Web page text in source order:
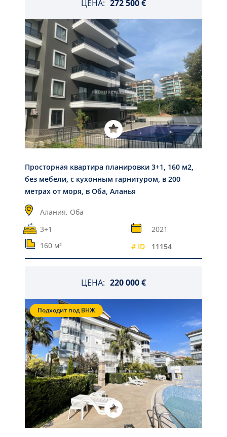
ЦЕНА: 272 500 €
Просторная квартира планировки 3+1, 160 м2,
без мебели, с кухонным гарнитуром, в 200
метрах от моря, в Оба, Аланья
Алания, Оба
3+1
2021
160 м²
# ID 11154
ЦЕНА: 220 000 €
Подходит под ВНЖ